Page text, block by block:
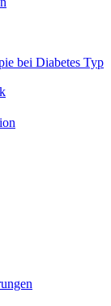
bei Diabetes Typ